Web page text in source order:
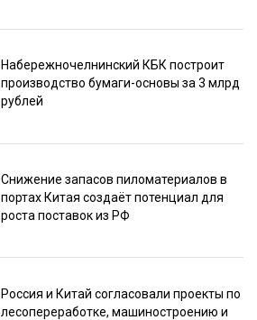
Набережночелнинский КБК построит
производство бумаги-основы за 3 млрд
рублей
Снижение запасов пиломатериалов в
портах Китая создаёт потенциал для
роста поставок из РФ
Россия и Китай согласовали проекты по
лесопереработке, машиностроению и